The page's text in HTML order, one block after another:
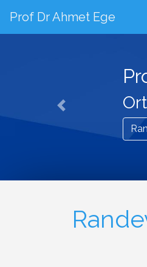
Prof Dr Ahmet Ege